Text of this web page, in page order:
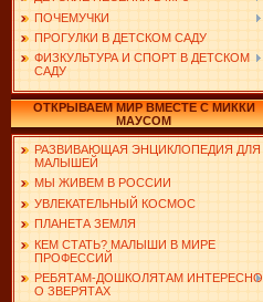
ПОЧЕМУЧКИ
ПРОГУЛКИ В ДЕТСКОМ САДУ
ФИЗКУЛЬТУРА И СПОРТ В ДЕТСКОМ
САДУ
ОТКРЫВАЕМ МИР ВМЕСТЕ С МИККИ
МАУСОМ
РАЗВИВАЮЩАЯ ЭНЦИКЛОПЕДИЯ ДЛЯ
МАЛЫШЕЙ
МЫ ЖИВЕМ В РОССИИ
УВЛЕКАТЕЛЬНЫЙ КОСМОС
ПЛАНЕТА ЗЕМЛЯ
КЕМ СТАТЬ? МАЛЫШИ В МИРЕ
ПРОФЕССИЙ
РЕБЯТАМ-ДОШКОЛЯТАМ ИНТЕРЕСНО
О ЗВЕРЯТАХ